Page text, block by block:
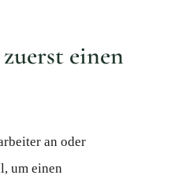
einen
an oder
um einen